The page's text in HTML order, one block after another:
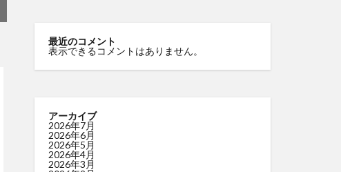
最近のコメント
表示できるコメントはありません。
アーカイブ
2026年7月
2026年6月
2026年5月
2026年4月
2026年3月